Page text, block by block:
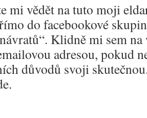
mi vědět na tuto moji
do facebookové
Klidně mi sem na
adresou, pokud
důvodů svoji